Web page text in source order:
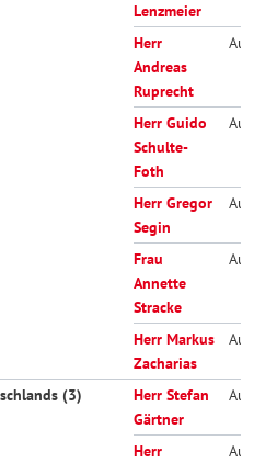
Lenzmeier
Herr
Andreas
Ruprecht
Herr Guido
Schulte-
Foth
Herr Gregor
Segin
Frau
Annette
Stracke
Herr Markus
Zacharias
(3)
Herr Stefan
Gärtner
Herr